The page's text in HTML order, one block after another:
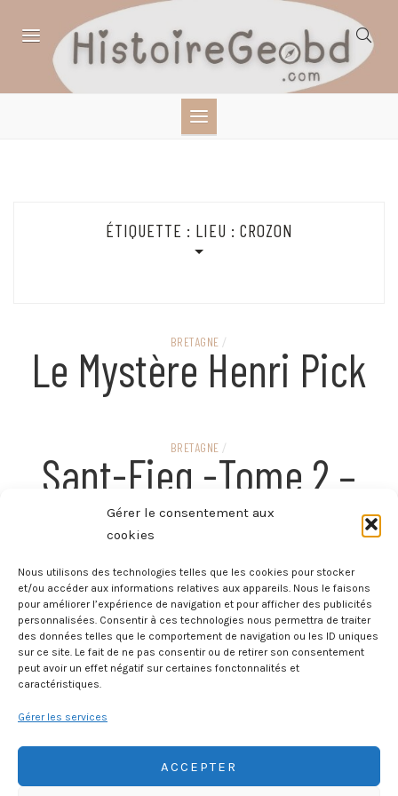
Gérer le consentement aux
cookies
Nous utilisons des technologies telles que les cookies pour stocker
et/ou accéder aux informations relatives aux appareils. Nous le faisons
pour améliorer l’expérience de navigation et pour afficher des publicités
personnalisées. Consentir à ces technologies nous permettra de traiter
des données telles que le comportement de navigation ou les ID uniques
sur ce site. Le fait de ne pas consentir ou de retirer son consentement
peut avoir un effet négatif sur certaines fonctonnalités et
caractéristiques.
Gérer les services
ACCEPTER
LITTÉRATURE EN
ÉTIQUETTE : LIEU : CROZON
BRETAGNE /
Le Mystère Henri Pick
BRETAGNE /
Sant-Fieg -Tome 2 –
Armel
BRETAGNE /
Sant-Fieg – Tome 1 –
Rachid